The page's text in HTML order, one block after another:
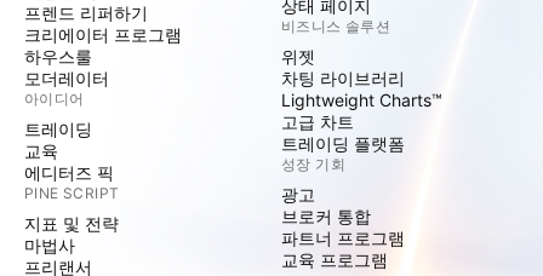
프렌드 리퍼하기
크리에이터 프로그램
하우스룰
모더레이터
아이디어
트레이딩
교육
에디터즈 픽
PINE SCRIPT
지표 및 전략
마법사
프리랜서
상태 페이지
비즈니스 솔루션
위젯
차팅 라이브러리
Lightweight Charts™
고급 차트
트레이딩 플랫폼
성장 기회
광고
브로커 통합
파트너 프로그램
교육 프로그램